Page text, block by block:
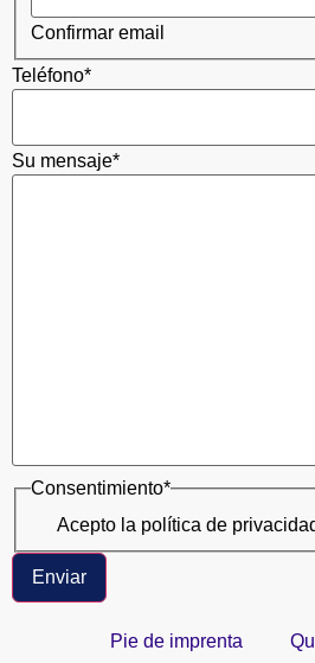
Confirmar email
Teléfono*
Su mensaje*
Consentimiento*
Acepto la política de
Enviar
Pie de imprenta